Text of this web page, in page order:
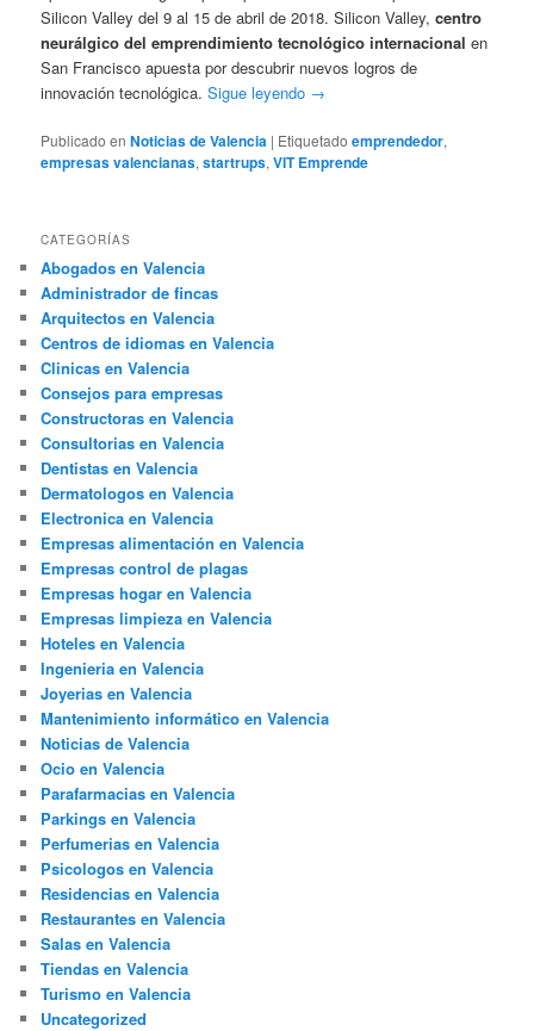
Silicon Valley del 9 al 15 de abril de 2018. Silicon Valley,centro
neurálgico del emprendimiento tecnológico internacional en
San Francisco apuesta por descubrir nuevos logros de
innovación tecnológica.Sigue leyendo →
Publicado en Noticias de Valencia | Etiquetado emprendedor,
empresas valencianas,startrups,VIT Emprende
CATEGORÍAS
Abogados en Valencia
Administrador de fincas
Arquitectos en Valencia
Centros de idiomas en Valencia
Clinicas en Valencia
Consejos para empresas
Constructoras en Valencia
Consultorias en Valencia
Dentistas en Valencia
Dermatologos en Valencia
Electronica en Valencia
Empresas alimentación en Valencia
Empresas control de plagas
Empresas hogar en Valencia
Empresas limpieza en Valencia
Hoteles en Valencia
Ingenieria en Valencia
Joyerias en Valencia
Mantenimiento informático en Valencia
Noticias de Valencia
Ocio en Valencia
Parafarmacias en Valencia
Parkings en Valencia
Perfumerias en Valencia
Psicologos en Valencia
Residencias en Valencia
Restaurantes en Valencia
Salas en Valencia
Tiendas en Valencia
Turismo en Valencia
Uncategorized